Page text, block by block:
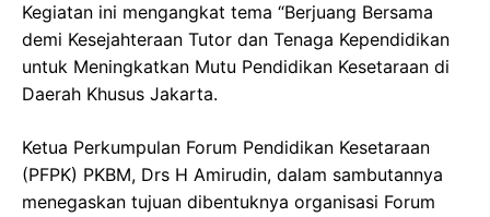
Kegiatan ini mengangkat tema “Berjuang Bersama
demi Kesejahteraan Tutor dan Tenaga Kependidikan
untuk Meningkatkan Mutu Pendidikan Kesetaraan di
Daerah Khusus Jakarta.
Ketua Perkumpulan Forum Pendidikan Kesetaraan
(PFPK) PKBM, Drs H Amirudin, dalam sambutannya
menegaskan tujuan dibentuknya organisasi Forum